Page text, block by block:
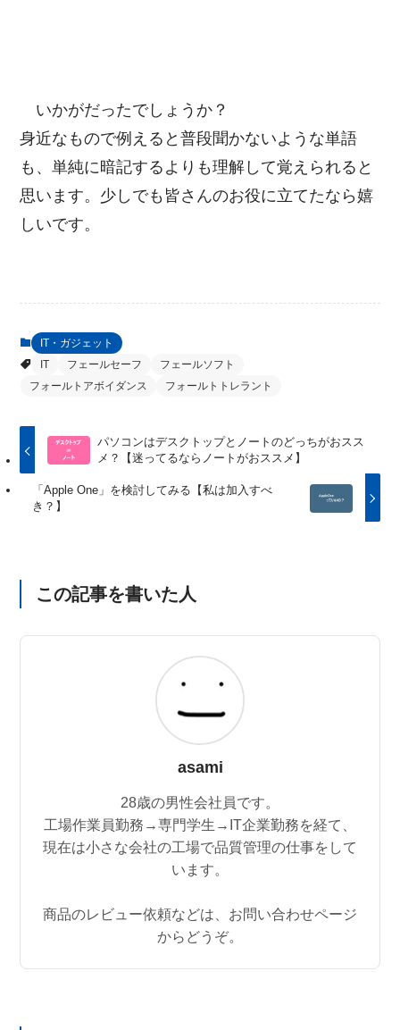
いかがだったでしょうか？
身近なもので例えると普段聞かないような単語
も、単純に暗記するよりも理解して覚えられると
思います。少しでも皆さんのお役に立てたなら嬉
しいです。
IT・ガジェット
IT
フェールセーフ
フェールソフト
フォールトアボイダンス
フォールトトレラント
パソコンはデスクトップとノートのどっちがおスス
メ？【迷ってるならノートがおススメ】
「Apple One」を検討してみる【私は加入すべ
き？】
この記事を書いた人
asami
28歳の男性会社員です。
工場作業員勤務→専門学生→IT企業勤務を経て、
現在は小さな会社の工場で品質管理の仕事をして
います。
商品のレビュー依頼などは、お問い合わせページ
からどうぞ。